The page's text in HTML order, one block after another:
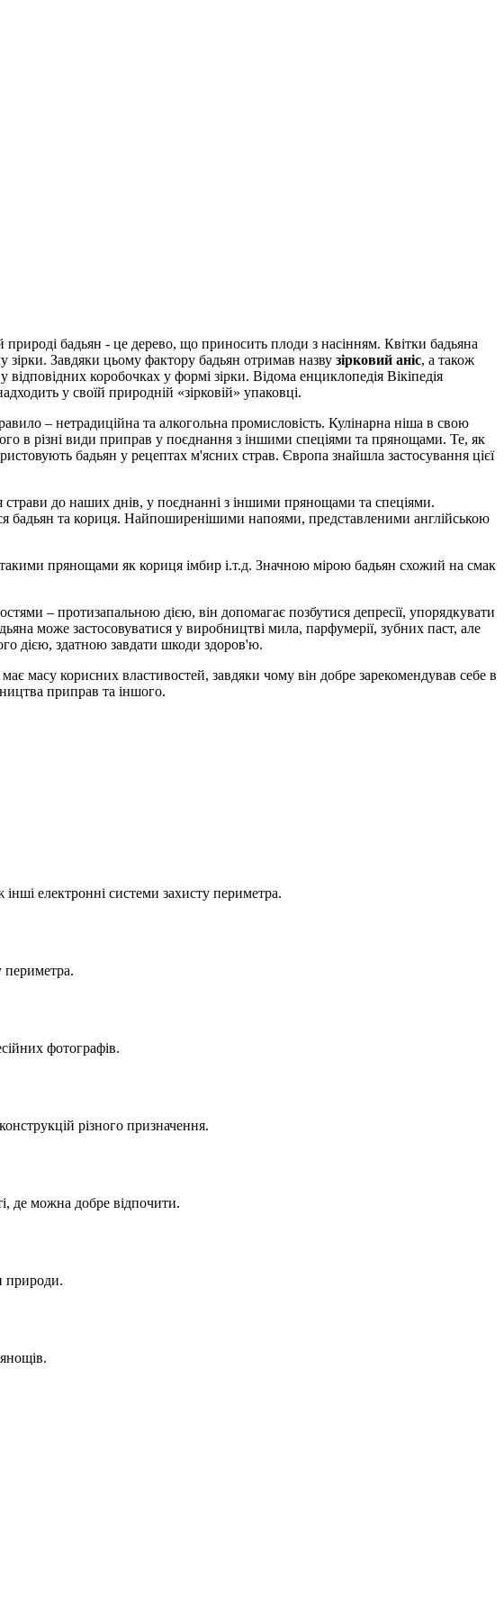
природі бадьян - це дерево, що приносить плоди з насінням. Квітки бадьяна
Завдяки цьому фактору бадьян отримав назву зірковий аніс, а також
коробочках у формі зірки. Відома енциклопедія Вікіпедія
у своїй природній «зірковій» упаковці.
– нетрадиційна та алкогольна промисловість. Кулінарна ніша в свою
в різні види приправ у поєднання з іншими спеціями та прянощами. Те, як
бадьян у рецептах м'ясних страв. Європа знайшла застосування цієї
страви до наших днів, у поєднанні з іншими прянощами та спеціями.
бадьян та кориця. Найпоширенішими напоями, представленими англійською
прянощами як кориця імбир і.т.д. Значною мірою бадьян схожий на смак
– протизапальною дією, він допомагає позбутися депресії, упорядкувати
може застосовуватися у виробництві мила, парфумерії, зубних паст, але
дією, здатною завдати шкоди здоров'ю.
масу корисних властивостей, завдяки чому він добре зарекомендував себе в
приправ та іншого.
електронні системи захисту периметра.
периметра.
фотографів.
різного призначення.
де можна добре відпочити.
природи.